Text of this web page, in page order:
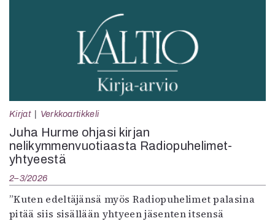
Kirjat Verkkoartikkeli
Juha Hurme ohjasi kirjan
nelikymmenvuotiaasta Radiopuhelimet-
yhtyeestä
2–3/2026
”Kuten edeltäjänsä myös Radiopuhelimet palasina
pitää siis sisällään yhtyeen jäsenten itsensä